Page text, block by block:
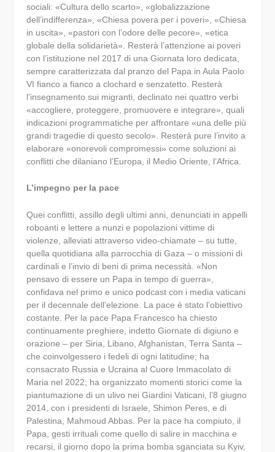
sociali: «Cultura dello scarto», «globalizzazione
dell’indifferenza», «Chiesa povera per i poveri», «Chiesa
in uscita», «pastori con l’odore delle pecore», «etica
globale della solidarietà». Resterà l’attenzione ai poveri
con l’istituzione nel 2017 di una Giornata loro dedicata,
sempre caratterizzata dal pranzo del Papa in Aula Paolo
VI fianco a fianco a clochard e senzatetto. Resterà
l’insegnamento sui migranti, declinato nei quattro verbi
«accogliere, proteggere, promuovere e integrare», quali
indicazioni programmatiche per affrontare «una delle più
grandi tragedie di questo secolo». Resterà pure l’invito a
elaborare «onorevoli compromessi» come soluzioni ai
conflitti che dilaniano l’Europa, il Medio Oriente, l’Africa.
L’impegno per la pace
Quei conflitti, assillo degli ultimi anni, denunciati in appelli
roboanti e lettere a nunzi e popolazioni vittime di
violenze, alleviati attraverso video-chiamate – su tutte,
quella quotidiana alla parrocchia di Gaza – o missioni di
cardinali e l’invio di beni di prima necessità. «Non
pensavo di essere un Papa in tempo di guerra»,
confidava nel primo e unico podcast con i media vaticani
per il decennale dell’elezione. La pace è stato l’obiettivo
costante. Per la pace Papa Francesco ha chiesto
continuamente preghiere, indetto Giornate di digiuno e
orazione – per Siria, Libano, Afghanistan, Terra Santa –
che coinvolgessero i fedeli di ogni latitudine; ha
consacrato Russia e Ucraina al Cuore Immacolato di
Maria nel 2022; ha organizzato momenti storici come la
piantumazione di un ulivo nei Giardini Vaticani, l’8 giugno
2014, con i presidenti di Israele, Shimon Peres, e di
Palestina, Mahmoud Abbas. Per la pace ha compiuto, il
Papa, gesti irrituali come quello di salire in macchina e
recarsi, il giorno dopo la prima bomba sganciata su Kyiv,